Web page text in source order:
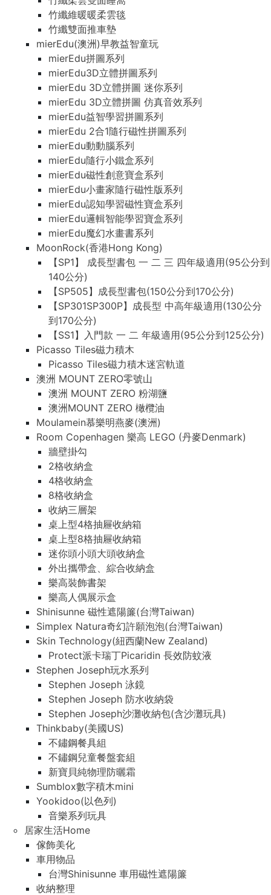
竹纖維暖暖柔雲毯
竹纖雙面推車墊
mierEdu(澳洲)早教益智童玩
mierEdu拼圖系列
mierEdu3D立體拼圖系列
mierEdu 3D立體拼圖 迷你系列
mierEdu 3D立體拼圖 仿真音效系列
mierEdu益智學習拼圖系列
mierEdu 2合1隨行磁性拼圖系列
mierEdu動動腦系列
mierEdu隨行小鐵盒系列
mierEdu磁性創意寶盒系列
mierEdu小畫家隨行磁性版系列
mierEdu認知學習磁性寶盒系列
mierEdu邏輯智能學習寶盒系列
mierEdu魔幻水畫書系列
MoonRock(香港Hong Kong)
【SP1】 成長型書包 一 二 三 四年級適用(95公分到
140公分)
【SP505】成長型書包(150公分到170公分)
【SP301SP300P】成長型 中高年級適用(130公分
到170公分)
【SS1】入門款 一 二 年級適用(95公分到125公分)
Picasso Tiles磁力積木
Picasso Tiles磁力積木迷宮軌道
澳洲 MOUNT ZERO零號山
澳洲 MOUNT ZERO 粉湖鹽
澳洲MOUNT ZERO 橄欖油
Moulamein慕樂明燕麥(澳洲)
Room Copenhagen 樂高 LEGO (丹麥Denmark)
牆壁掛勾
2格收納盒
4格收納盒
8格收納盒
收納三層架
桌上型4格抽屜收納箱
桌上型8格抽屜收納箱
迷你頭小頭大頭收納盒
外出攜帶盒、綜合收納盒
樂高裝飾書架
樂高人偶展示盒
Shinisunne 磁性遮陽簾(台灣Taiwan)
Simplex Natura奇幻許願泡泡(台灣Taiwan)
Skin Technology(紐西蘭New Zealand)
Protect派卡瑞丁Picaridin 長效防蚊液
Stephen Joseph玩水系列
Stephen Joseph 泳鏡
Stephen Joseph 防水收納袋
Stephen Joseph沙灘收納包(含沙灘玩具)
Thinkbaby(美國US)
不鏽鋼餐具組
不鏽鋼兒童餐盤套組
新寶貝純物理防曬霜
Sumblox數字積木mini
Yookidoo(以色列)
音樂系列玩具
居家生活Home
傢飾美化
車用物品
台灣Shinisunne 車用磁性遮陽簾
收納整理